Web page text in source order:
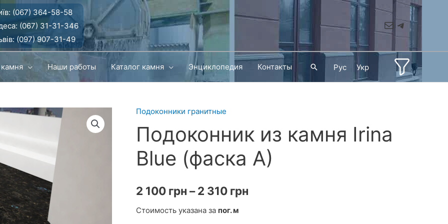
(067) 364-58-58
(067) 31-31-346
(097) 907-31-49
MailTelegram
Наши работы Каталог камня Энциклопедия Контакты ПоискРус Укр
Подоконники гранитные
Подоконник из камня Irina
Blue (фаска A)
2 100 грн – 2 310 грн
Стоимость указана за пог. м